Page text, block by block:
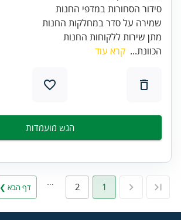
מתן שירות ללקוחות החנות
הכוונת... קרא עוד
הגש מועמדות
1
2 דף הבא ❯